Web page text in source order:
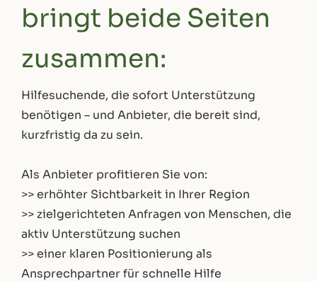
bringt beide Seiten
zusammen:
Hilfesuchende, die sofort Unterstützung
benötigen – und Anbieter, die bereit sind,
kurzfristig da zu sein.
Als Anbieter profitieren Sie von:
>> erhöhter Sichtbarkeit in Ihrer Region
>> zielgerichteten Anfragen von Menschen, die
aktiv Unterstützung suchen
>> einer klaren Positionierung als
Ansprechpartner für schnelle Hilfe